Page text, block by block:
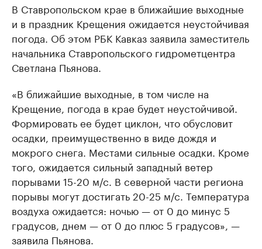
В Ставропольском крае в ближайшие выходные
и в праздник Крещения ожидается неустойчивая
погода. Об этом РБК Кавказ заявила заместитель
начальника Ставропольского гидрометцентра
Светлана Пьянова.
«В ближайшие выходные, в том числе на
Крещение, погода в крае будет неустойчивой.
Формировать ее будет циклон, что обусловит
осадки, преимущественно в виде дождя и
мокрого снега. Местами сильные осадки. Кроме
того, ожидается сильный западный ветер
порывами 15-20 м/с. В северной части региона
порывы могут достигать 20-25 м/с. Температура
воздуха ожидается: ночью — от 0 до минус 5
градусов, днем — от 0 до плюс 5 градусов», —
заявила Пьянова.